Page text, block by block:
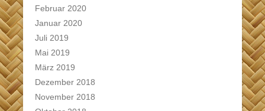
Februar 2020
Januar 2020
Juli 2019
Mai 2019
März 2019
Dezember 2018
November 2018